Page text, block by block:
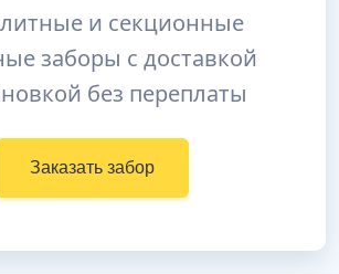
и секционные
заборы с доставкой
без переплаты
Заказать забор